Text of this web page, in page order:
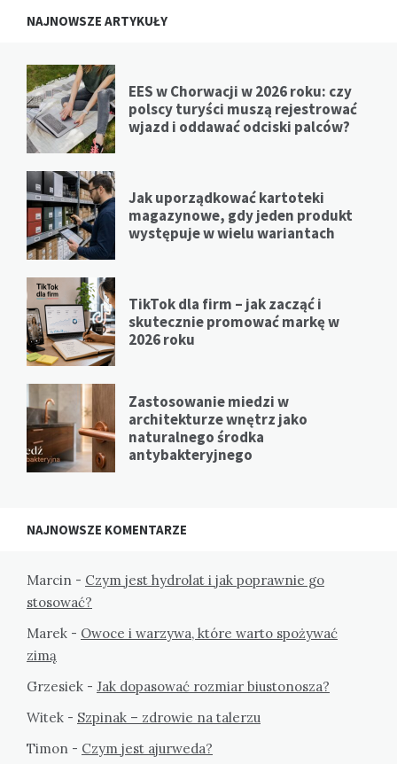
NAJNOWSZE ARTYKUŁY
EES w Chorwacji w 2026 roku: czy
polscy turyści muszą rejestrować
wjazd i oddawać odciski palców?
Jak uporządkować kartoteki
magazynowe, gdy jeden produkt
występuje w wielu wariantach
TikTok dla firm – jak zacząć i
skutecznie promować markę w
2026 roku
Zastosowanie miedzi w
architekturze wnętrz jako
naturalnego środka
antybakteryjnego
NAJNOWSZE KOMENTARZE
Marcin - Czym jest hydrolat i jak poprawnie go
stosować?
Marek - Owoce i warzywa, które warto spożywać
zimą
Grzesiek - Jak dopasować rozmiar biustonosza?
Witek - Szpinak – zdrowie na talerzu
Timon - Czym jest ajurweda?